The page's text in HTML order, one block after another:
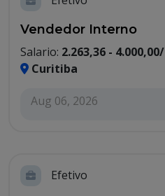
Vendedor Interno
Salario: 2.263,36 - 4.000,00/
Curitiba
Aug 06, 2026
Efetivo